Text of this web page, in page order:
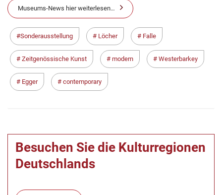
Museums-News hier weiterlesen…
Sonderausstellung Löcher Falle
Zeitgenössische Kunst modern Westerbarkey
Egger contemporary
Besuchen Sie die Kulturregionen
Deutschlands